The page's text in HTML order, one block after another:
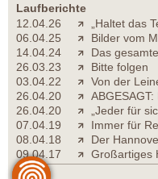
Laufberichte
12.04.26
„Haltet das
06.04.25
Bilder vom
14.04.24
Das
26.03.23
Bitte folgen
03.04.22
Von der
26.04.20
26.04.20
„Jeder für
07.04.19
Immer für
08.04.18
Der
09.04.17
Großartiges